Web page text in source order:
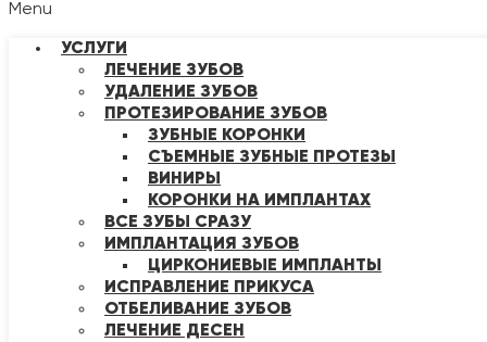
Menu
УСЛУГИ
ЛЕЧЕНИЕ ЗУБОВ
УДАЛЕНИЕ ЗУБОВ
ПРОТЕЗИРОВАНИЕ ЗУБОВ
ЗУБНЫЕ КОРОНКИ
СЪЕМНЫЕ ЗУБНЫЕ ПРОТЕЗЫ
ВИНИРЫ
КОРОНКИ НА ИМПЛАНТАХ
ВСЕ ЗУБЫ СРАЗУ
ИМПЛАНТАЦИЯ ЗУБОВ
ЦИРКОНИЕВЫЕ ИМПЛАНТЫ
ИСПРАВЛЕНИЕ ПРИКУСА
ОТБЕЛИВАНИЕ ЗУБОВ
ЛЕЧЕНИЕ ДЕСЕН